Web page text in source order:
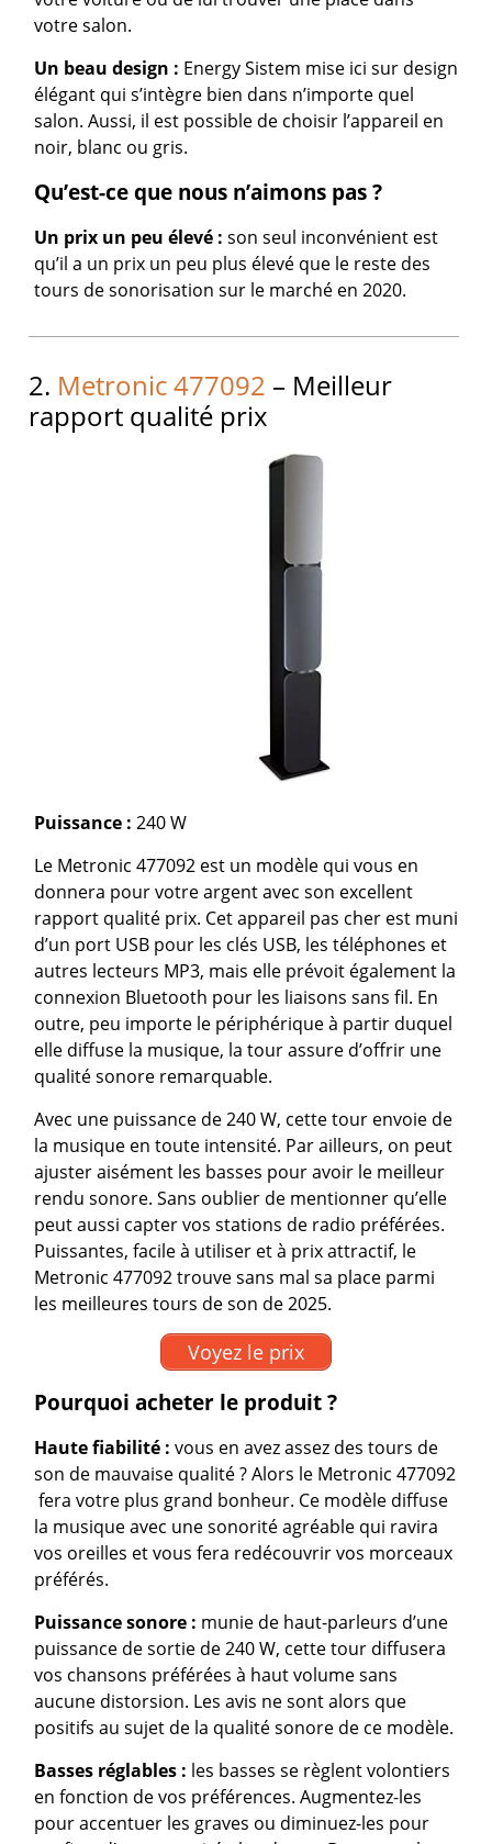
votre salon.
Un beau design : Energy Sistem mise ici sur design
élégant qui s’intègre bien dans n’importe quel
salon. Aussi, il est possible de choisir l’appareil en
noir, blanc ou gris.
Qu’est-ce que nous n’aimons pas ?
Un prix un peu élevé : son seul inconvénient est
qu’il a un prix un peu plus élevé que le reste des
tours de sonorisation sur le marché en 2020.
2. Metronic 477092 – Meilleur
rapport qualité prix
Puissance : 240 W
Le Metronic 477092 est un modèle qui vous en
donnera pour votre argent avec son excellent
rapport qualité prix. Cet appareil pas cher est muni
d’un port USB pour les clés USB, les téléphones et
autres lecteurs MP3, mais elle prévoit également la
connexion Bluetooth pour les liaisons sans fil. En
outre, peu importe le périphérique à partir duquel
elle diffuse la musique, la tour assure d’offrir une
qualité sonore remarquable.
Avec une puissance de 240 W, cette tour envoie de
la musique en toute intensité. Par ailleurs, on peut
ajuster aisément les basses pour avoir le meilleur
rendu sonore. Sans oublier de mentionner qu’elle
peut aussi capter vos stations de radio préférées.
Puissantes, facile à utiliser et à prix attractif, le
Metronic 477092 trouve sans mal sa place parmi
les meilleures tours de son de 2025.
Voyez le prix
Pourquoi acheter le produit ?
Haute fiabilité : vous en avez assez des tours de
son de mauvaise qualité ? Alors le Metronic 477092
fera votre plus grand bonheur. Ce modèle diffuse
la musique avec une sonorité agréable qui ravira
vos oreilles et vous fera redécouvrir vos morceaux
préférés.
Puissance sonore : munie de haut-parleurs d’une
puissance de sortie de 240 W, cette tour diffusera
vos chansons préférées à haut volume sans
aucune distorsion. Les avis ne sont alors que
positifs au sujet de la qualité sonore de ce modèle.
Basses réglables : les basses se règlent volontiers
en fonction de vos préférences. Augmentez-les
pour accentuer les graves ou diminuez-les pour